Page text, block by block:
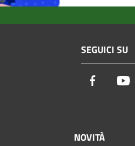
SEGUICI SU
Facebook
NOVITÀ